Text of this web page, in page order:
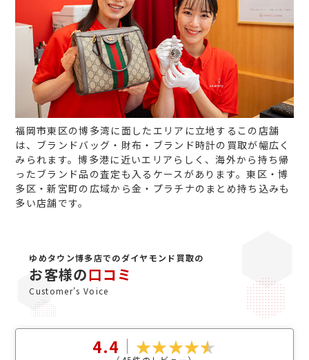
福岡市東区の博多湾に面したエリアに立地するこの店舗
は、ブランドバッグ・財布・ブランド時計の買取が幅広く
みられます。博多港に近いエリアらしく、海外から持ち帰
ったブランド品の査定も入るケースがあります。東区・博
多区・新宮町の広域から金・プラチナのまとめ持ち込みも
多い店舗です。
ゆめタウン博多店でのダイヤモンド買取の
お客様の口コミ
Customer's Voice
4.4